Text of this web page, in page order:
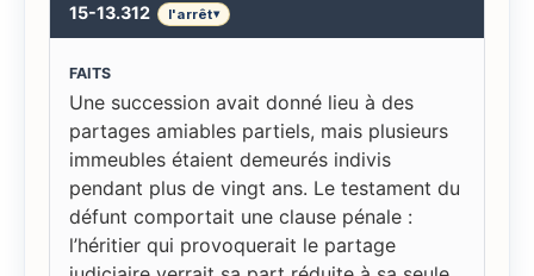
15-13.312
l'arrêt▾
FAITS
Une succession avait donné lieu à des
partages amiables partiels, mais plusieurs
immeubles étaient demeurés indivis
pendant plus de vingt ans. Le testament du
défunt comportait une clause pénale :
l’héritier qui provoquerait le partage